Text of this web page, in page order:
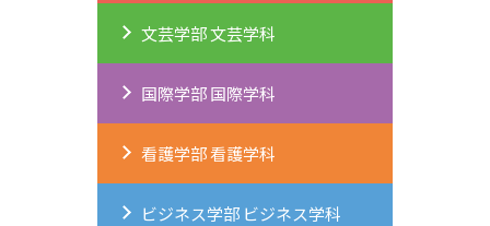
文芸学部 文芸学科
国際学部 国際学科
看護学部 看護学科
ビジネス学部 ビジネス学科